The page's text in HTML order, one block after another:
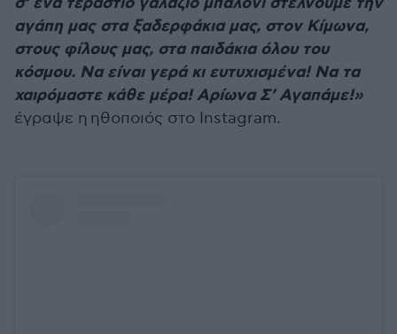
αγάπη μας στα ξαδερφάκια μας, στον Κίμωνα,
στους φίλους μας, στα παιδάκια όλου του
κόσμου. Να είναι γερά κι ευτυχισμένα! Να τα
χαιρόμαστε κάθε μέρα! Αρίωνα Σ’ Αγαπάμε!»
έγραψε η ηθοποιός στο Instagram.